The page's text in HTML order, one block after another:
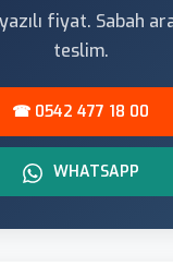
fiyat. Sabah
teslim.
☎ 0542 477 18 00
WHATSAPP